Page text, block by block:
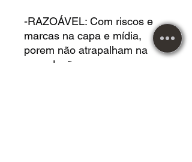
-RAZOÁVEL: Com riscos e
marcas na capa e mídia,
porem não atrapalham na
reprodução.